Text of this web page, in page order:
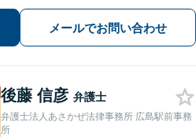
請求など【相続・遺言】料金は明確に
細かく設定【初回相談無料】
メールでお問い合わせ
後藤 信彦 弁護士
弁護士法人あさかぜ法律事務所 広島駅前事務
所